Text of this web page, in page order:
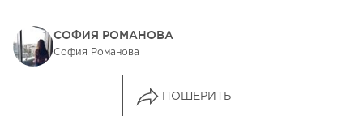
СОФИЯ РОМАНОВА
София Романова
ПОШЕРИТЬ